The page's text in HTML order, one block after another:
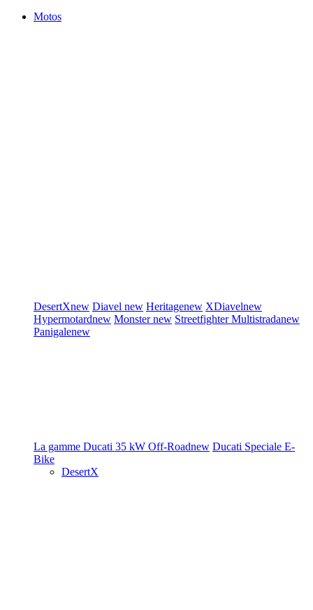
Motos
DesertXnew Diavel new Heritagenew XDiavelnew
Hypermotardnew Monsternew StreetfighterMultistradanew
Panigalenew
La gamme Ducati 35 kW Off-Roadnew Ducati Speciale E-
Bike
DesertX